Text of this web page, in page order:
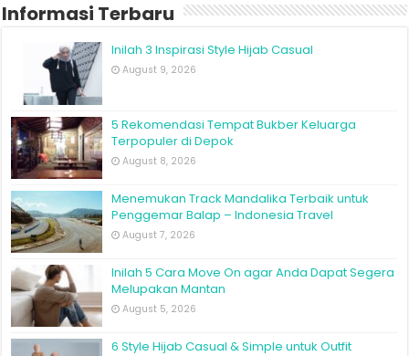
Informasi Terbaru
Inilah 3 Inspirasi Style Hijab Casual
August 9, 2026
5 Rekomendasi Tempat Bukber Keluarga
Terpopuler di Depok
August 8, 2026
Menemukan Track Mandalika Terbaik untuk
Penggemar Balap – Indonesia Travel
August 7, 2026
Inilah 5 Cara Move On agar Anda Dapat Segera
Melupakan Mantan
August 5, 2026
6 Style Hijab Casual & Simple untuk Outfit